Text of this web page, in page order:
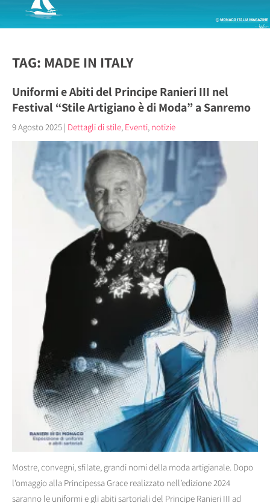
TAG: MADE IN ITALY
Uniformi e Abiti del Principe Ranieri III nel
Festival “Stile Artigiano è di Moda” a Sanremo
9 Agosto 2025 | Dettagli di stile, Eventi, notizie
Mostre, convegni, sfilate, grandi nomi della moda artigianale. Dopo
l’omaggio alla Principessa Grace realizzato nell’edizione 2024
saranno le uniformi e gli abiti sartoriali del Principe Ranieri III ad